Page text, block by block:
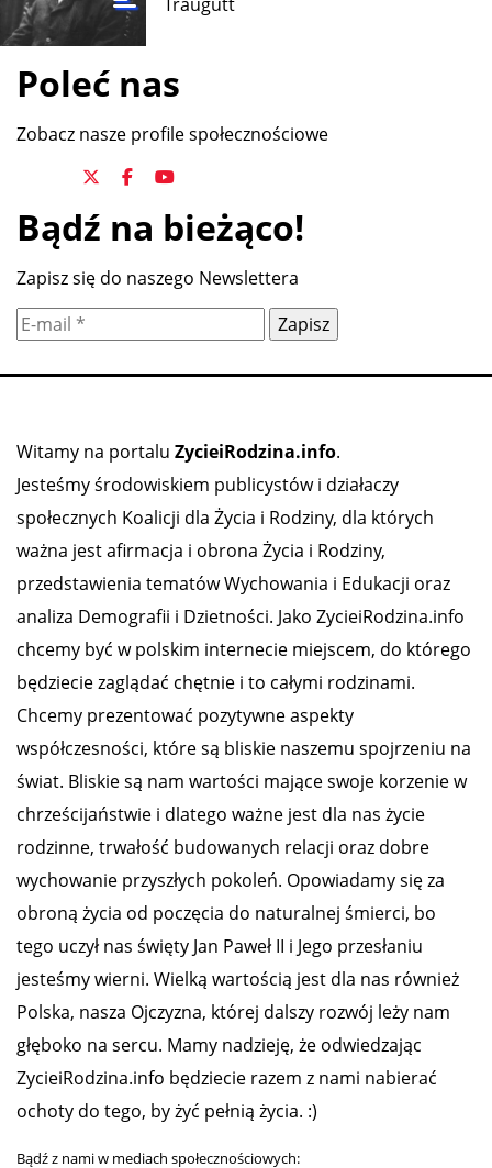
Poleć nas
Zobacz nasze profile społecznościowe
Bądź na bieżąco!
Zapisz się do naszego Newslettera
Witamy na portalu ZycieiRodzina.info.
Jesteśmy środowiskiem publicystów i działaczy
społecznych Koalicji dla Życia i Rodziny, dla których
ważna jest afirmacja i obrona Życia i Rodziny,
przedstawienia tematów Wychowania i Edukacji oraz
analiza Demografii i Dzietności. Jako ZycieiRodzina.info
chcemy być w polskim internecie miejscem, do którego
będziecie zaglądać chętnie i to całymi rodzinami.
Chcemy prezentować pozytywne aspekty
współczesności, które są bliskie naszemu spojrzeniu na
świat. Bliskie są nam wartości mające swoje korzenie w
chrześcijaństwie i dlatego ważne jest dla nas życie
rodzinne, trwałość budowanych relacji oraz dobre
wychowanie przyszłych pokoleń. Opowiadamy się za
obroną życia od poczęcia do naturalnej śmierci, bo
tego uczył nas święty Jan Paweł II i Jego przesłaniu
jesteśmy wierni. Wielką wartością jest dla nas również
Polska, nasza Ojczyzna, której dalszy rozwój leży nam
głęboko na sercu. Mamy nadzieję, że odwiedzając
ZycieiRodzina.info będziecie razem z nami nabierać
ochoty do tego, by żyć pełnią życia. :)
Bądź z nami w mediach społecznościowych: